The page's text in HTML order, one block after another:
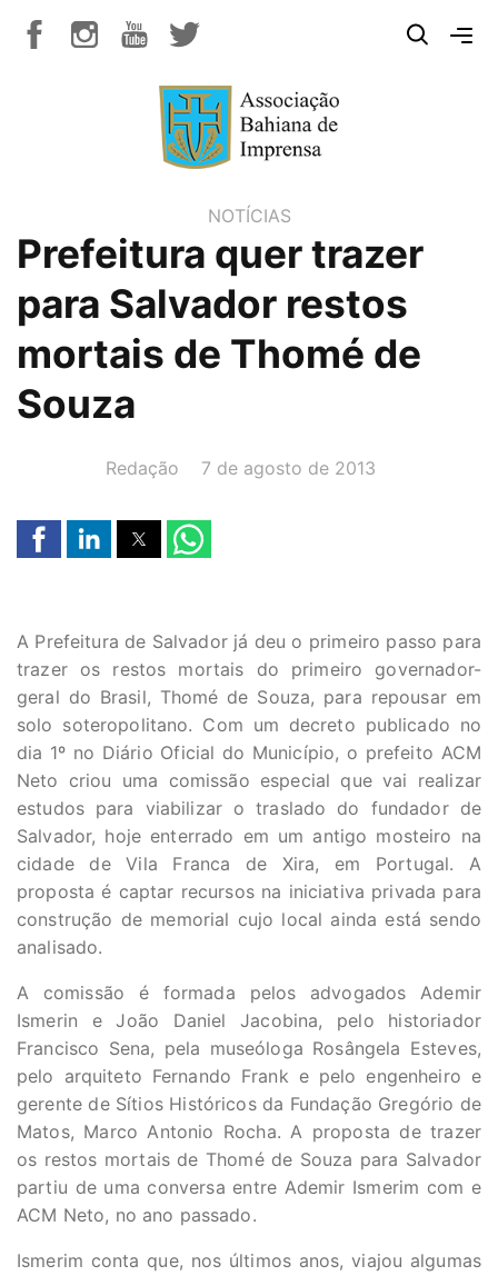
NOTÍCIAS
Prefeitura quer trazer
para Salvador restos
mortais de Thomé de
Souza
AUTOR(A):
Redação DATA:
7 de agosto de 2013
A Prefeitura de Salvador já deu o primeiro passo para
trazer os restos mortais do primeiro governador-
geral do Brasil, Thomé de Souza, para repousar em
solo soteropolitano. Com um decreto publicado no
dia 1º no Diário Oficial do Município, o prefeito ACM
Neto criou uma comissão especial que vai realizar
estudos para viabilizar o traslado do fundador de
Salvador, hoje enterrado em um antigo mosteiro na
cidade de Vila Franca de Xira, em Portugal. A
proposta é captar recursos na iniciativa privada para
construção de memorial cujo local ainda está sendo
analisado.
A comissão é formada pelos advogados Ademir
Ismerin e João Daniel Jacobina, pelo historiador
Francisco Sena, pela museóloga Rosângela Esteves,
pelo arquiteto Fernando Frank e pelo engenheiro e
gerente de Sítios Históricos da Fundação Gregório de
Matos, Marco Antonio Rocha. A proposta de trazer
os restos mortais de Thomé de Souza para Salvador
partiu de uma conversa entre Ademir Ismerim com e
ACM Neto, no ano passado.
Ismerim conta que, nos últimos anos, viajou algumas